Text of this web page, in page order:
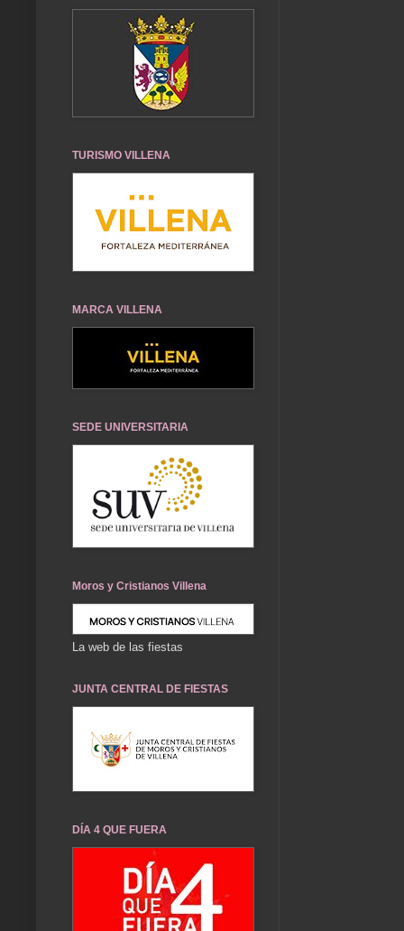
TURISMO VILLENA
MARCA VILLENA
SEDE UNIVERSITARIA
Moros y Cristianos Villena
La web de las fiestas
JUNTA CENTRAL DE FIESTAS
DÍA 4 QUE FUERA